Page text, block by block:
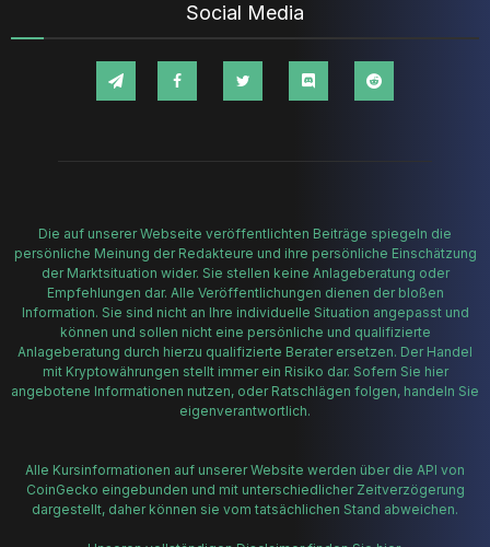
Social Media
Die auf unserer Webseite veröffentlichten Beiträge spiegeln die
persönliche Meinung der Redakteure und ihre persönliche Einschätzung
der Marktsituation wider. Sie stellen keine Anlageberatung oder
Empfehlungen dar. Alle Veröffentlichungen dienen der bloßen
Information. Sie sind nicht an Ihre individuelle Situation angepasst und
können und sollen nicht eine persönliche und qualifizierte
Anlageberatung durch hierzu qualifizierte Berater ersetzen. Der Handel
mit Kryptowährungen stellt immer ein Risiko dar. Sofern Sie hier
angebotene Informationen nutzen, oder Ratschlägen folgen, handeln Sie
eigenverantwortlich.
Alle Kursinformationen auf unserer Website werden über die API von
CoinGecko eingebunden und mit unterschiedlicher Zeitverzögerung
dargestellt, daher können sie vom tatsächlichen Stand abweichen.